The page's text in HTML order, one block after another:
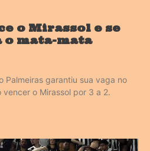
o Mirassol e se
mata-mata
Palmeiras garantiu sua vaga no
o Mirassol por 3 a 2.